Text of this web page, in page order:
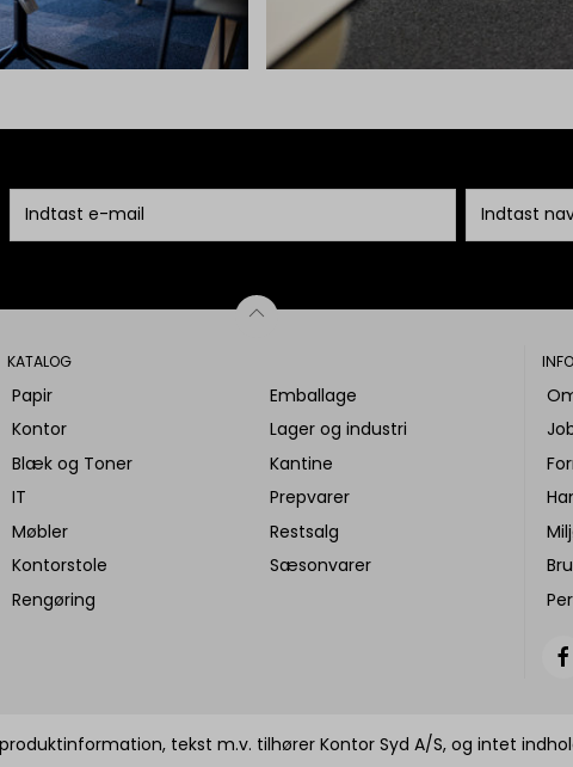
KATALOG
Papir
Kontor
Blæk og Toner
IT
Møbler
Kontorstole
Rengøring
Emballage
Lager og industri
Kantine
Prepvarer
Restsalg
Sæsonvarer
tekst m.v. tilhører Kontor Syd A/S, og intet